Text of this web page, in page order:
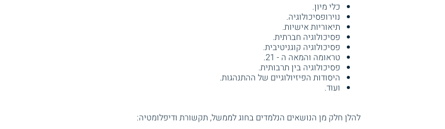
כלי מיון.
נוירופסיכולוגיה.
תיאוריות אישיות.
פסיכולוגיה חברתית.
פסיכולוגיה קוגניטיבית.
טראומה והמאה ה - 21.
פסיכולוגיה בין תרבותית.
היסודות הפיזיולוגיים של ההתנהגות.
ועוד.
להלן חלק מן הנושאים הנלמדים בחוג לממשל, תקשורת ודיפלומטיה: